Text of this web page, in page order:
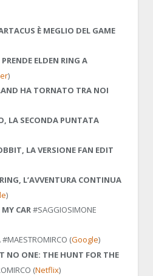
È MEGLIO DEL GAME
ELDEN RING A
)
HA TORNATO TRA NOI
LA SECONDA PUNTATA
LA VERSIONE FAN EDIT
L’AVVENTURA CONTINUA
)
MY CAR#SAGGIOSIMONE
#MAESTROMIRCO (Google)
NO ONE: THE HUNT FOR THE
(Netflix)